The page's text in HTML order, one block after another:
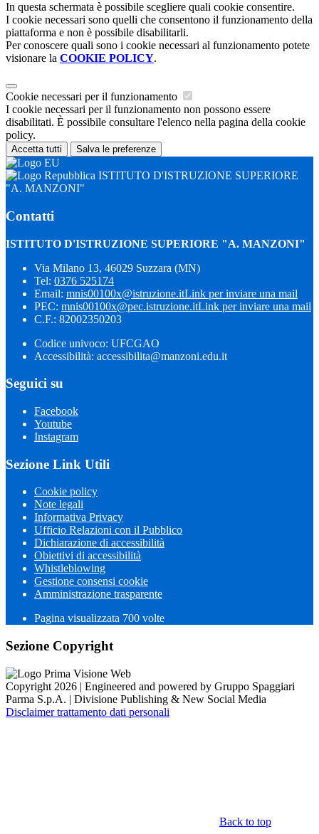
In questa schermata è possibile scegliere quali cookie consentire.
I cookie necessari sono quelli che consentono il funzionamento della
piattaforma e non è possibile disabilitarli.
Per conoscere quali sono i cookie necessari al funzionamento potete
visionare la COOKIE POLICY.
Cookie necessari per il funzionamento
I cookie necessari per il funzionamento non possono essere
disabilitati. È possibile consultare l'elenco nella pagina della cookie
policy.
Accetta tutti Salva le preferenze
ISTITUTO D'ISTRUZIONE SUPERIORE
"A. MANZONI"
Contatti
ISTITUTO D'ISTRUZIONE SUPERIORE "A. MANZONI"
Via Milano 13, 46029 Suzzara (MN)
Tel: 0376 525174
Email: mnis00100x@istruzione.itLink per inviare una mail
PEC: mnis00100x@pec.istruzione.itLink per inviare una mail
C.F.: 82002350203
Codice univoco: UFCGAO
Accessibilità: accessibilita@manzoni.edu.it
Seguici su
Facebook
Youtube
Instagram
Sezione Link Utili
Cookie policy
Note legali
Informativa Privacy
Ufficio Relazioni con il Pubblico
Dichiarazione di accessibilità
Obiettivi di accessibilità
Whistleblowing
Gestione consensi cookie
Amministrazione trasparente
Pagina visualizzata 700 volte
Sezione Copyright
Copyright 2026 | Engineered and powered by Gruppo Spaggiari
Parma S.p.A. | Divisione Publishing & New Social Media
Disclaimer trattamento dati personali
Back to top